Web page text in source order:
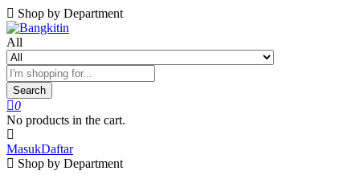
Shop by Department
All
Search
0
No products in the cart.
MasukDaftar
Shop by Department